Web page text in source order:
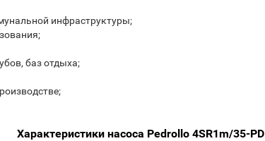
инфраструктуры;
баз отдыха;
Характеристики насоса Pedrollo 4SR1m/35-PD